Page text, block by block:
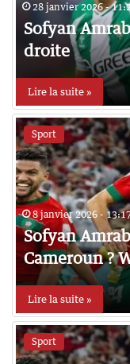
28 janvier 2026 -
Sofyan
droite
Lire la suite »
Sport
8 janvier 2026 -
Sofyan
Cameroun ?
Lire la suite »
Sport